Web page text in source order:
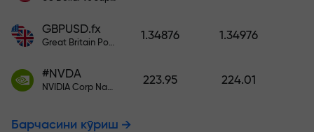
GBPUSD.fx
Great Britain Pound vs US Dollar
1.34876 1.34976
#NVDA
NVIDIA Corp Nasdaq Stock Exchange (Nasdaq) USD
223.95 224.01
Барчасини кўриш